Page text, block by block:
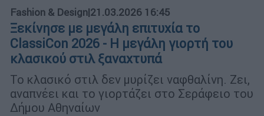
Fashion & Design|21.03.2026 16:45
Ξεκίνησε με μεγάλη επιτυχία το
ClassiCon 2026 - Η μεγάλη γιορτή του
κλασικού στιλ ξαναχτυπά
Το κλασικό στιλ δεν μυρίζει ναφθαλίνη. Ζει,
αναπνέει και το γιορτάζει στο Σεράφειο του
Δήμου Αθηναίων